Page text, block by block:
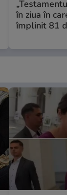
în ziua în
împlinit 81